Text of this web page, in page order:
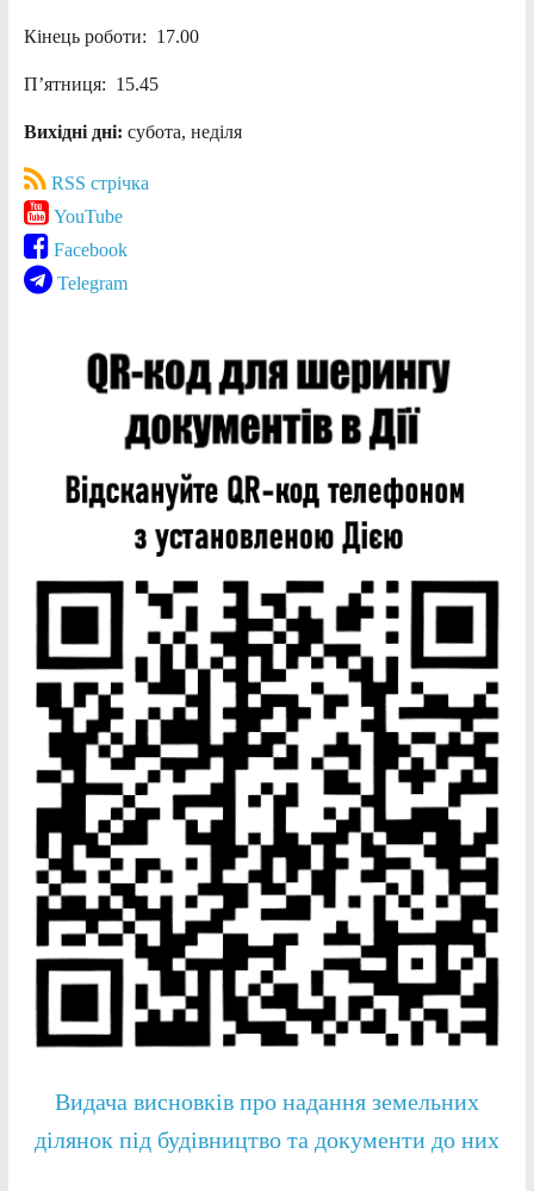
Кінець роботи: 17.00
П’ятниця: 15.45
Вихідні дні: субота, неділя
RSS стрічка
YouTube
Facebook
Telegram
Видача висновків про надання земельних
ділянок під будівництво та документи до них